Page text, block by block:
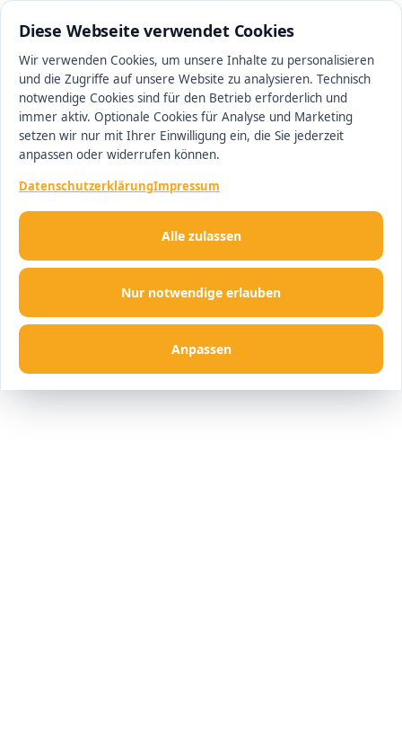
Diese Webseite verwendet Cookies
Wir verwenden Cookies, um unsere Inhalte zu personalisieren
und die Zugriffe auf unsere Website zu analysieren. Technisch
notwendige Cookies sind für den Betrieb erforderlich und
immer aktiv. Optionale Cookies für Analyse und Marketing
setzen wir nur mit Ihrer Einwilligung ein, die Sie jederzeit
anpassen oder widerrufen können.
DatenschutzerklärungImpressum
Nur notwendige erlauben
Anpassen
Alle zulassen